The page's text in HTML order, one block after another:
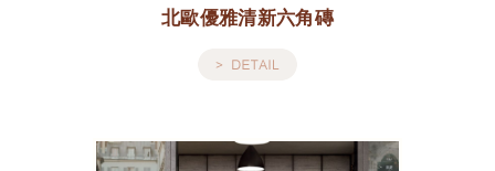
北歐優雅清新六角磚